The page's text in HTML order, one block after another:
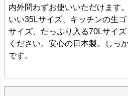
内外問わずお使いいただけます
いい35Lサイズ、キッチンの生
サイズ、たっぷり入る70Lサイ
ください。安心の日本製。しっ
です。